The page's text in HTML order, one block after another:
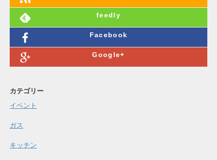
feedly
Facebook
Google+
カテゴリー
イベント
ガス
キッチン